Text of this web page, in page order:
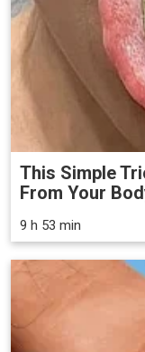
This Simple
From Your
9 h 53 min